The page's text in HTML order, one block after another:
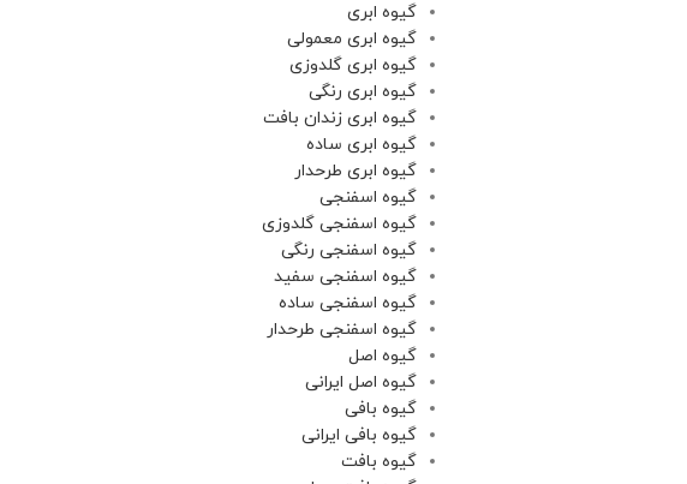
گیوه ابری
گیوه ابری معمولی
گیوه ابری گلدوزی
گیوه ابری رنگی
گیوه ابری زندان بافت
گیوه ابری ساده
گیوه ابری طرحدار
گیوه اسفنجی
گیوه اسفنجی گلدوزی
گیوه اسفنجی رنگی
گیوه اسفنجی سفید
گیوه اسفنجی ساده
گیوه اسفنجی طرحدار
گیوه اصل
گیوه اصل ایرانی
گیوه بافی
گیوه بافی ایرانی
گیوه بافت